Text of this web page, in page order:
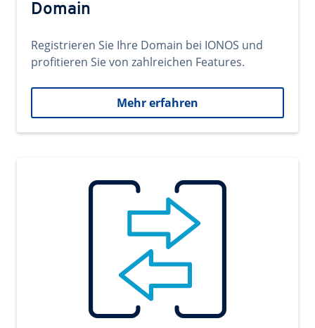
Domain
Registrieren Sie Ihre Domain bei IONOS und
profitieren Sie von zahlreichen Features.
Mehr erfahren